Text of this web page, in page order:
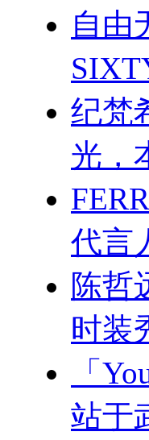
自由
纪梵
光，
代言
陈哲
时装
「
站于